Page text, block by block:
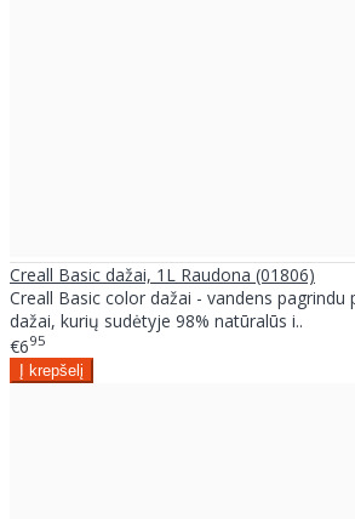
Creall Basic dažai, 1L Raudona (01806)
Creall Basic color dažai - vandens pagrindu
dažai, kurių sudėtyje 98% natūralūs i..
€695